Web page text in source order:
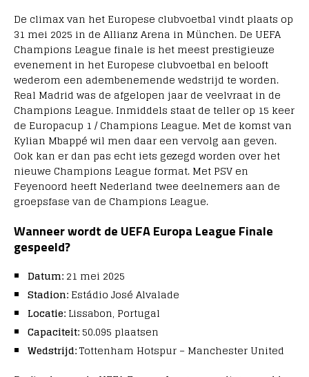
De climax van het Europese clubvoetbal vindt plaats op
31 mei 2025 in de Allianz Arena in München. De UEFA
Champions League finale is het meest prestigieuze
evenement in het Europese clubvoetbal en belooft
wederom een adembenemende wedstrijd te worden.
Real Madrid was de afgelopen jaar de veelvraat in de
Champions League. Inmiddels staat de teller op 15 keer
de Europacup 1 / Champions League. Met de komst van
Kylian Mbappé wil men daar een vervolg aan geven.
Ook kan er dan pas echt iets gezegd worden over het
nieuwe Champions League format. Met PSV en
Feyenoord heeft Nederland twee deelnemers aan de
groepsfase van de Champions League.
Wanneer wordt de UEFA Europa League Finale
gespeeld?
Datum: 21 mei 2025
Stadion: Estádio José Alvalade
Locatie: Lissabon, Portugal
Capaciteit: 50.095 plaatsen
Wedstrijd:Tottenham Hotspur – Manchester United